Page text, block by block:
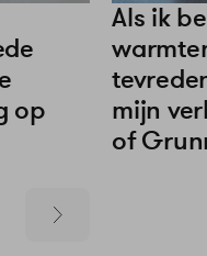
op
Als ik
mijn
of